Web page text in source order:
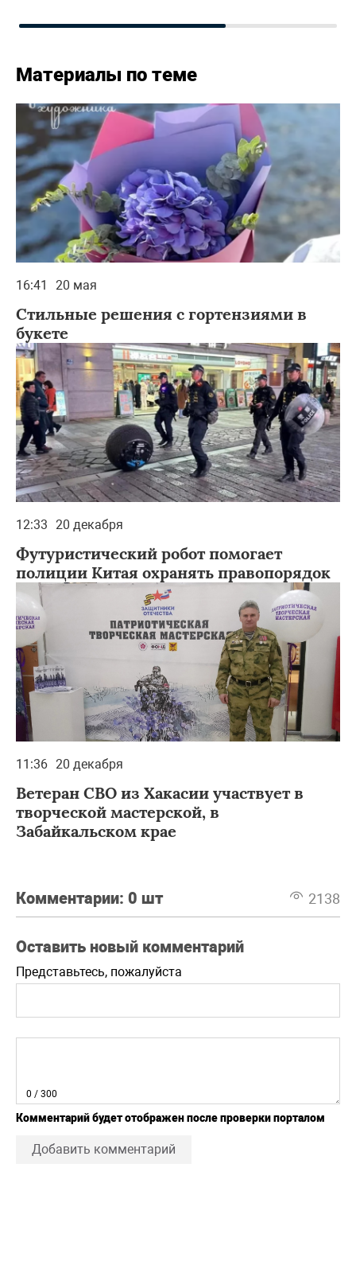
Материалы по теме
16:41 20 мая
Стильные решения с гортензиями в
букете
12:33 20 декабря
Футуристический робот помогает
полиции Китая охранять правопорядок
11:36 20 декабря
Ветеран СВО из Хакасии участвует в
творческой мастерской, в
Забайкальском крае
Комментарии: 0 шт 2138
Оставить новый комментарий
Представьтесь, пожалуйста
0 / 300
Комментарий будет отображен после проверки порталом
Добавить комментарий